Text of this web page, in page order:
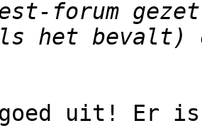
het bevalt)
uit! Er is